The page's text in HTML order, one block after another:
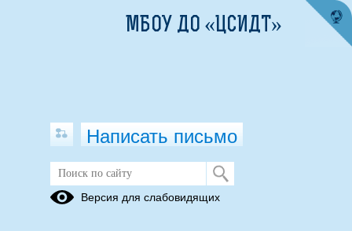
БДД
МБОУ ДО «ЦСИДТ»
Написать письмо
Версия для слабовидящих